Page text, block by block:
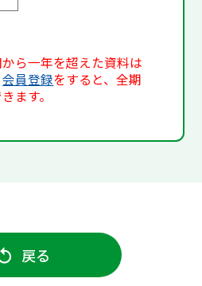
ら一年を超えた資料は
会員登録をすると、全期
ます。
戻る